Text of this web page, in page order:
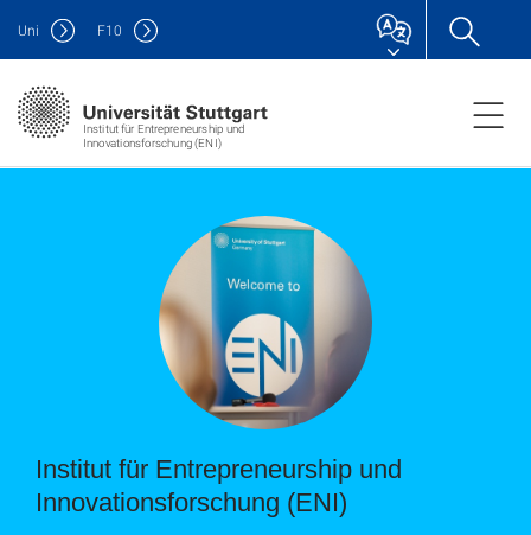
Institut für Entrepreneurship und
Innovationsforschung (ENI)
Uni F10
Institut für Entrepreneurship und
Innovationsforschung (ENI)